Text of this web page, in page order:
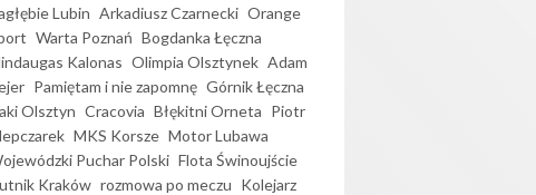
Lubin Arkadiusz Czarnecki Orange
Warta Poznań Bogdanka Łęczna
Kalonas Olimpia Olsztynek Adam
Pamiętam i nie zapomnę Górnik Łęczna
Olsztyn Cracovia Błękitni Orneta Piotr
MKS Korsze Motor Lubawa
Puchar Polski Flota Świnoujście
Kraków rozmowa po meczu Kolejarz